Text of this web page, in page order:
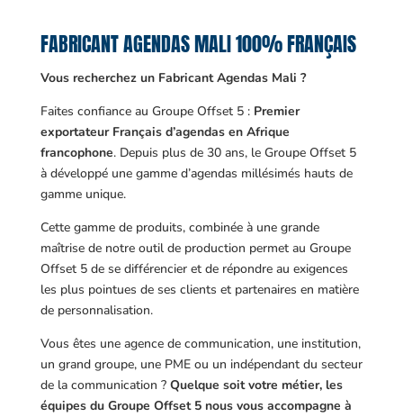
FABRICANT AGENDAS MALI 100% FRANÇAIS
Vous recherchez un Fabricant Agendas Mali ?
Faites confiance au Groupe Offset 5 : Premier
exportateur Français d’agendas en Afrique
francophone. Depuis plus de 30 ans, le Groupe Offset 5
à développé une gamme d’agendas millésimés hauts de
gamme unique.
Cette gamme de produits, combinée à une grande
maîtrise de notre outil de production permet au Groupe
Offset 5 de se différencier et de répondre au exigences
les plus pointues de ses clients et partenaires en matière
de personnalisation.
Vous êtes une agence de communication, une institution,
un grand groupe, une PME ou un indépendant du secteur
de la communication ? Quelque soit votre métier, les
équipes du Groupe Offset 5 nous vous accompagne à